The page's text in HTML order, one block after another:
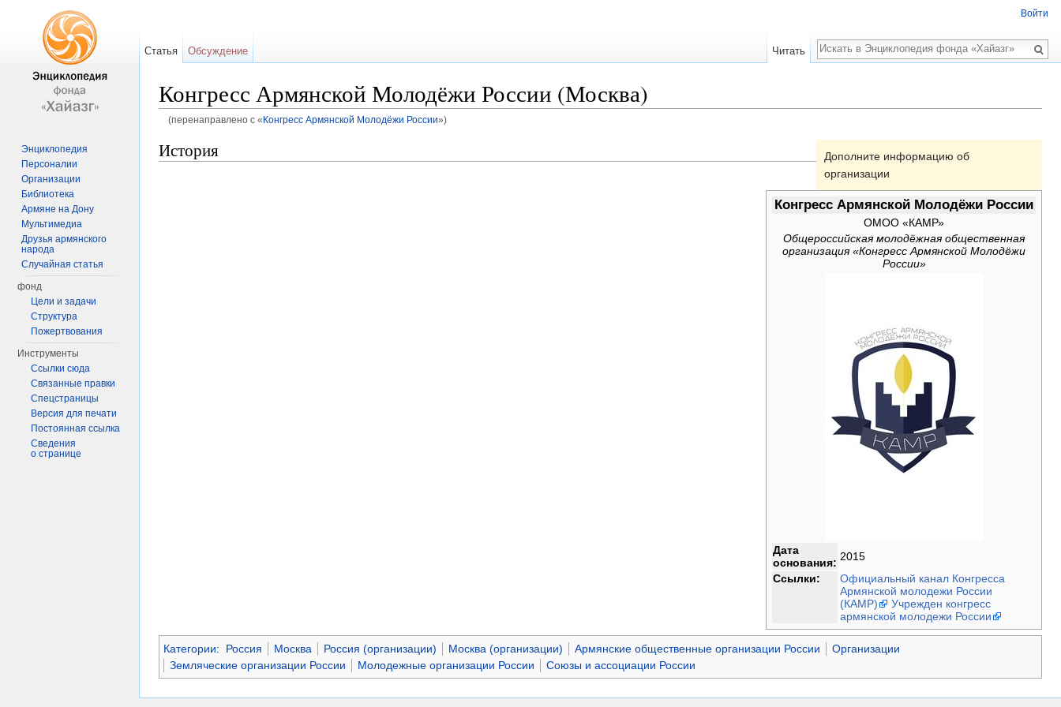
Конгресс Армянской Молодёжи России (Москва)
(перенаправлено с « Конгресс Армянской Молодёжи России»)
Дополните информацию об
организации
Конгресс Армянской Молодёжи России
ОМОО «КАМР»
Общероссийская молодёжная общественная
организация «Конгресс Армянской Молодёжи
России»
Дата
основания: 2015
Ссылки:
Официальный канал Конгресса
Армянской молодежи России
(КАМР)
Учрежден конгресс
армянской молодежи России
История
Категории: Россия Москва Россия (организации) Москва (организации) Армянские общественные организации России
Организации
Земляческие организации России
Молодежные организации России Союзы и ассоциации России
Войти
Статья Обсуждение Читать
Поиск
Энциклопедия
Персоналии
Организации
Библиотека
Армяне на Дону
Мультимедиа
Друзья армянского
народа
Случайная статья
фонд
Цели и задачи
Структура
Пожертвования
Инструменты
Ссылки сюда
Связанные правки
Спецстраницы
Версия для печати
Постоянная ссылка
Сведения
о странице